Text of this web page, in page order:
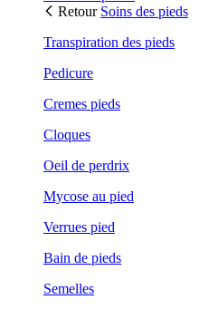
Retour Soins des pieds
Transpiration des pieds
Pedicure
Cremes pieds
Cloques
Oeil de perdrix
Mycose au pied
Verrues pied
Bain de pieds
Semelles